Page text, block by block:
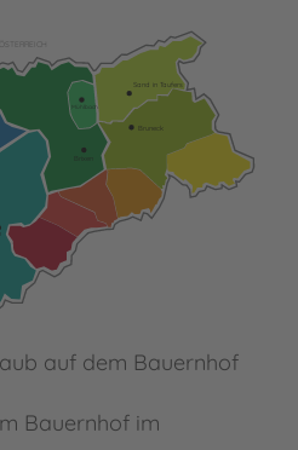
ÖSTERREICH
Bruneck
Sand in Taufers
Brixen
Mühlbach
auf dem Bauernhof
Bauernhof im